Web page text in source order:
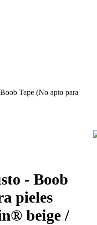
Tape (No apto para
- Boob
pieles
beige /